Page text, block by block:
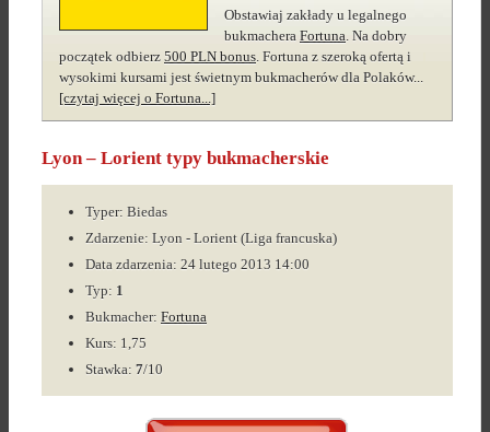
Obstawiaj zakłady u legalnego
bukmachera Fortuna. Na dobry
początek odbierz 500 PLN bonus. Fortuna z szeroką ofertą i
wysokimi kursami jest świetnym bukmacherów dla Polaków...
[czytaj więcej o Fortuna...]
Lyon – Lorient typy bukmacherskie
Typer: Biedas
Zdarzenie: Lyon - Lorient (Liga francuska)
Data zdarzenia: 24 lutego 2013 14:00
Typ: 1
Bukmacher: Fortuna
Kurs: 1,75
Stawka: 7/10